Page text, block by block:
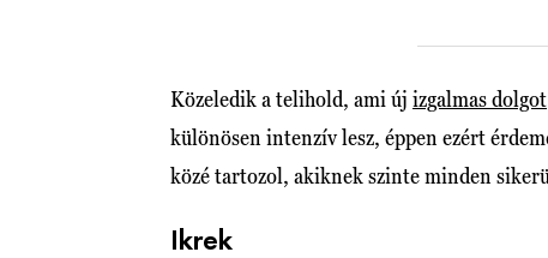
Közeledik a telihold, ami új izgalmas dolgot
különösen intenzív lesz, éppen ezért
közé tartozol, akiknek szinte minden
Ikrek